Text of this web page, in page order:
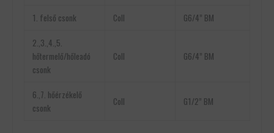
1. felső csonk Coll G6/4” BM
2.,3.,4.,5.
hőtermelő/hőleadó
csonk
Coll G6/4” BM
6.,7. hőérzékelő
csonk
Coll G1/2” BM